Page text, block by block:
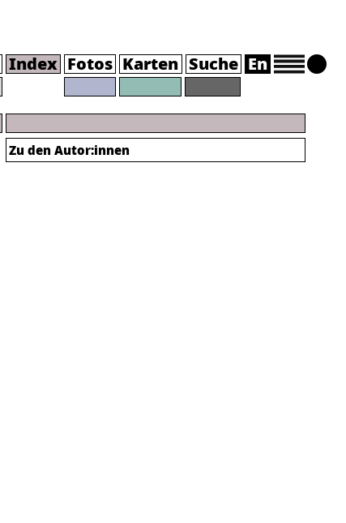
Index Fotos Karten Suche En
Zu den Autor:innen